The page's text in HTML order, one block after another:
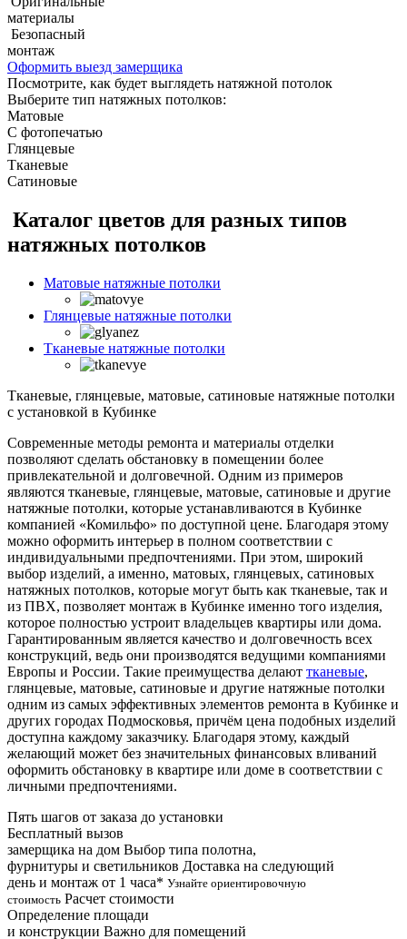
материалы
Безопасный
монтаж
Оформить выезд замерщика
Посмотрите, как будет выглядеть натяжной потолок
Выберите тип натяжных потолков:
Матовые
С фотопечатью
Глянцевые
Тканевые
Сатиновые
Каталог цветов для разных типов
натяжных потолков
Матовые натяжные потолки
Глянцевые натяжные потолки
Тканевые натяжные потолки
Тканевые, глянцевые, матовые, сатиновые натяжные потолки
с установкой в Кубинке
Современные методы ремонта и материалы отделки
позволяют сделать обстановку в помещении более
привлекательной и долговечной. Одним из примеров
являются тканевые, глянцевые, матовые, сатиновые и другие
натяжные потолки, которые устанавливаются в Кубинке
компанией «Комильфо» по доступной цене. Благодаря этому
можно оформить интерьер в полном соответствии с
индивидуальными предпочтениями. При этом, широкий
выбор изделий, а именно, матовых, глянцевых, сатиновых
натяжных потолков, которые могут быть как тканевые, так и
из ПВХ, позволяет монтаж в Кубинке именно того изделия,
которое полностью устроит владельцев квартиры или дома.
Гарантированным является качество и долговечность всех
конструкций, ведь они производятся ведущими компаниями
Европы и России. Такие преимущества делают тканевые,
глянцевые, матовые, сатиновые и другие натяжные потолки
одним из самых эффективных элементов ремонта в Кубинке и
других городах Подмосковья, причём цена подобных изделий
доступна каждому заказчику. Благодаря этому, каждый
желающий может без значительных финансовых вливаний
оформить обстановку в квартире или доме в соответствии с
личными предпочтениями.
Пять шагов от заказа до установки
Бесплатный вызов
замерщика на дом Выбор типа полотна,
фурнитуры и светильников Доставка на следующий
день и монтаж от 1 часа* Узнайте ориентировочную
стоимость Расчет стоимости
Определение площади
и конструкции Важно для помещений